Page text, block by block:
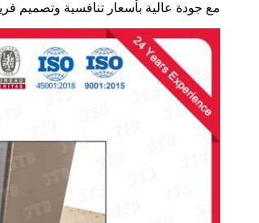
مع جودة عالية بأسعار تنافسية وتصميم